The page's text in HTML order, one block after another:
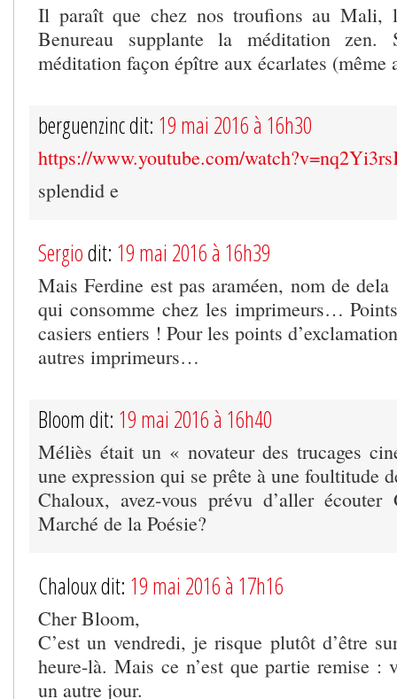
Il paraît que chez nos troufions au Mali,
Benureau supplante la méditation
méditation façon épître aux écarlates (même
berguenzinc dit: 19 mai 2016 à 16h30
https://www.youtube.com/
splendid e
Sergiodit: 19 mai 2016 à 16h39
Mais Ferdine est pas araméen, nom de dela
qui consomme chez les imprimeurs…
casiers entiers ! Pour les points
autres imprimeurs…
Bloom dit: 19 mai 2016 à 16h40
Méliès était un « novateur des trucages
une expression qui se prête à une foultitude
Chaloux, avez-vous prévu d’aller
Marché de la Poésie?
Chaloux dit: 19 mai 2016 à 17h16
Cher Bloom,
C’est un vendredi, je risque plutôt d’être
heure-là. Mais ce n’est que partie remise :
un autre jour.